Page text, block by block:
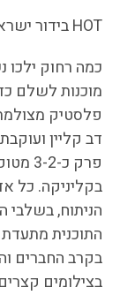
HOT בידור ישראלי מציגה: פרק 4.
כמה רחוק ילכו
מוכנות לשלם
פלסטיק
דב קליין
פרק
בקליניקה. כל
הניתוח, בשלבי
התוכנית
בקרב החברים
בצילומים